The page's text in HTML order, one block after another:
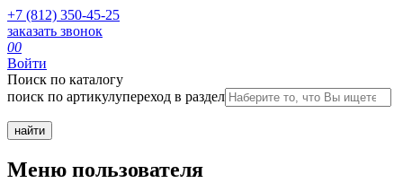
+7 (812) 350-45-25
заказать звонок
00
Войти
Поиск по каталогу
поиск по артикулупереход в раздел
Меню пользователя